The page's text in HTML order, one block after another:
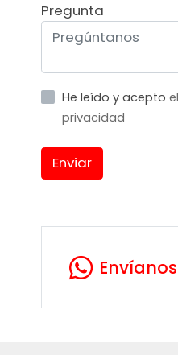
Pregunta
He leído y acepto
privacidad
Enviar